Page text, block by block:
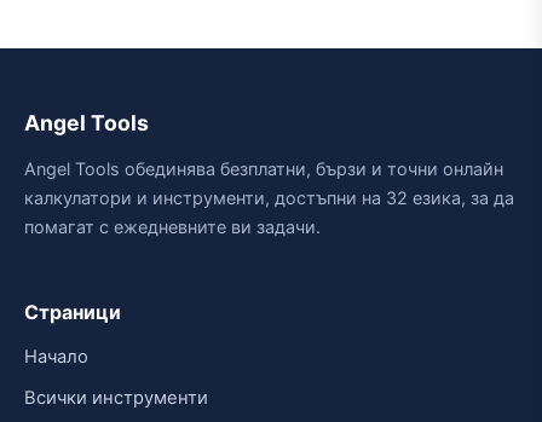
Angel Tools
Angel Tools обединява безплатни, бързи и точни онлайн
калкулатори и инструменти, достъпни на 32 езика, за да
помагат с ежедневните ви задачи.
Страници
Начало
Всички инструменти